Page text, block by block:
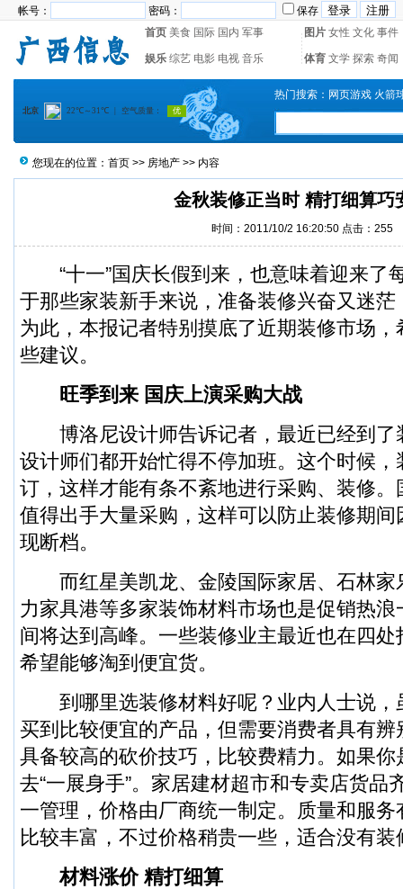
帐号： 密码：
保存
首页 美食 国际 国内 军事 图片 女性 文化 事件
娱乐 综艺 电影 电视 音乐 体育 文学 探索 奇闻
热门搜索： 网页游戏 火箭
您现在的位置： 首页 >> 房地产 >> 内容
金秋装修正当时 精打细算巧
时间：2011/10/2 16:20:50 点击： 255
“十一”国庆长假到来，也意味着迎来了
于那些家装新手来说，准备装修兴奋又迷
为此，本报记者特别摸底了近期装修市场
些建议。
旺季到来 国庆上演采购大战
博洛尼设计师告诉记者，最近已经到了
设计师们都开始忙得不停加班。这个时候
订，这样才能有条不紊地进行采购、装修
值得出手大量采购，这样可以防止装修期
现断档。
而红星美凯龙、金陵国际家居、石林家
力家具港等多家装饰材料市场也是促销热
间将达到高峰。一些装修业主最近也在四
希望能够淘到便宜货。
到哪里选装修材料好呢？业内人士说，
买到比较便宜的产品，但需要消费者具有
具备较高的砍价技巧，比较费精力。如果
去“一展身手”。家居建材超市和专卖店货品
一管理，价格由厂商统一制定。质量和服
比较丰富，不过价格稍贵一些，适合没有
材料涨价 精打细算